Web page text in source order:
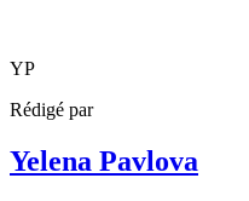
YP
Rédigé par
Yelena Pavlova